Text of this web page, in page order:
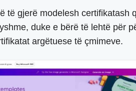
gjerë modelesh
duke e bërë të lehtë për
argëtuese të çmimeve.